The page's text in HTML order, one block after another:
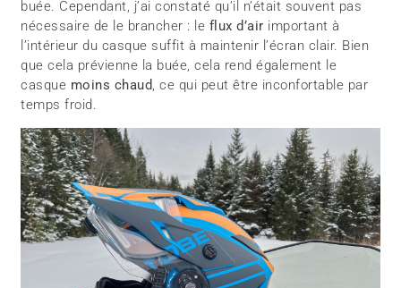
buée. Cependant, j’ai constaté qu’il n’était souvent pas
nécessaire de le brancher : le flux d’air important à
l’intérieur du casque suffit à maintenir l’écran clair. Bien
que cela prévienne la buée, cela rend également le
casque moins chaud, ce qui peut être inconfortable par
temps froid.